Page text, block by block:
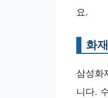
요.
화
삼성화
니다.